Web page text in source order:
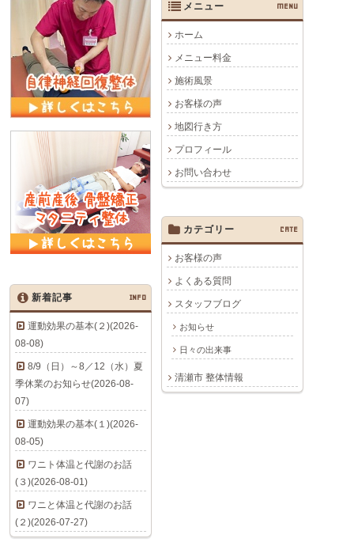
メニュー MENU
ホーム
メニュー料金
施術風景
お客様の声
地図行き方
プロフィール
お問い合わせ
カテゴリー CATE
お客様の声
よくある質問
スタッフブログ
お知らせ
日々の出来事
清瀬市 整体情報
新着記事 INFO
運動効果の基本(２)(2026-
08-08)
8/9（日）～8／12（水）夏
季休業のお知らせ(2026-08-
07)
運動効果の基本(１)(2026-
08-05)
ワニト体温と代謝のお話
(３)(2026-08-01)
ワニと体温と代謝のお話
(２)(2026-07-27)